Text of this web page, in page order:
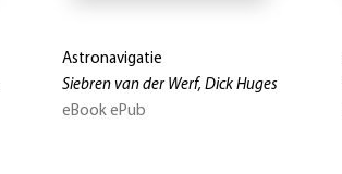
Astronavigatie
Siebren van der Werf, Dick Huges
eBook ePub